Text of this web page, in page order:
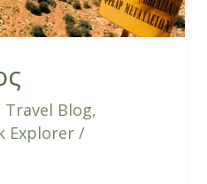
Travel Blog,
Explorer /